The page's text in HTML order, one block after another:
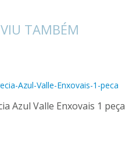
TAMBÉM
Azul Valle Enxovais 1 peça